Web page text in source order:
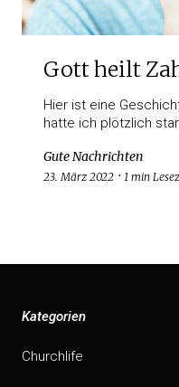
Gott heilt
Hier ist eine
hatte ich plötzlich
Gute Nachrichten
23. März 2022 1 min
Kategorien
Churchlife